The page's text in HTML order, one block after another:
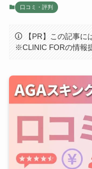
口コミ・評判
【PR】この記事
※CLINIC FORの情報